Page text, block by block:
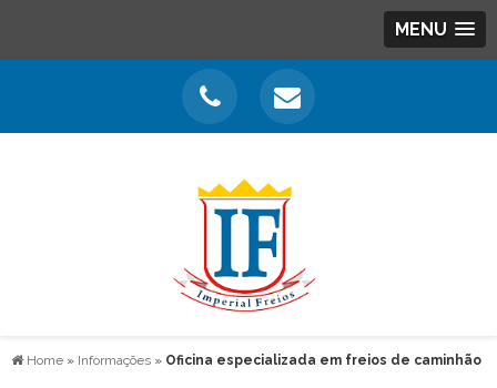
MENU
Home » Informações » Oficina especializada em freios de caminhão